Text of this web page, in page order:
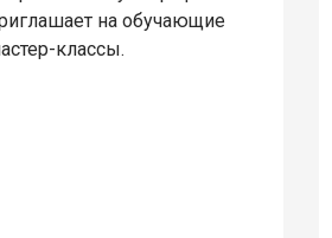
на обучающие
классы.